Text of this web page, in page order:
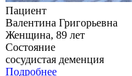
Пациент
Валентина Григорьевна
Женщина, 89 лет
Состояние
сосудистая деменция
Подробнее